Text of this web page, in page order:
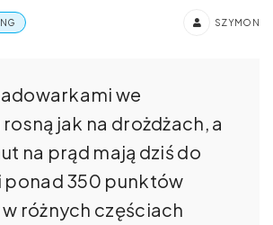
SZYMON
we
jak na drożdżach, a
na prąd mają dziś do
350 punktów
różnych częściach